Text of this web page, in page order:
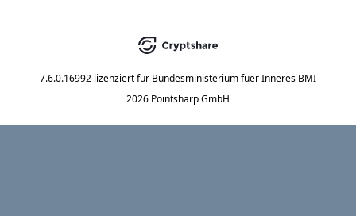
7.6.0.16992 lizenziert für Bundesministerium fuer Inneres BMI
2026 Pointsharp GmbH